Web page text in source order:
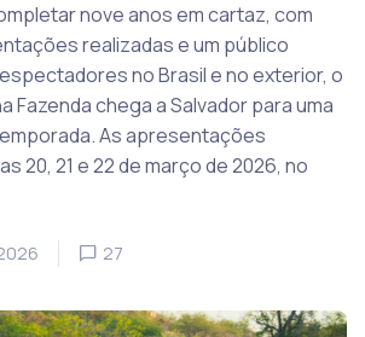
nove anos em cartaz, com
realizadas e um público
no Brasil e no exterior, o
Fazenda chega a Salvador para uma
As apresentações
20, 21 e 22 de março de 2026, no
27